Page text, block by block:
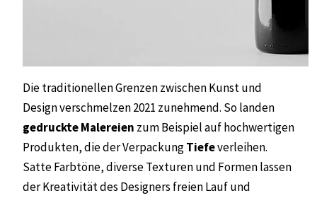
Die traditionellen Grenzen zwischen Kunst und
Design verschmelzen 2021 zunehmend. So landen
gedruckte Malereien zum Beispiel auf hochwertigen
Produkten, die der VerpackungTiefeverleihen.
Satte Farbtöne, diverse Texturen und Formen lassen
der Kreativität des Designers freien Lauf und